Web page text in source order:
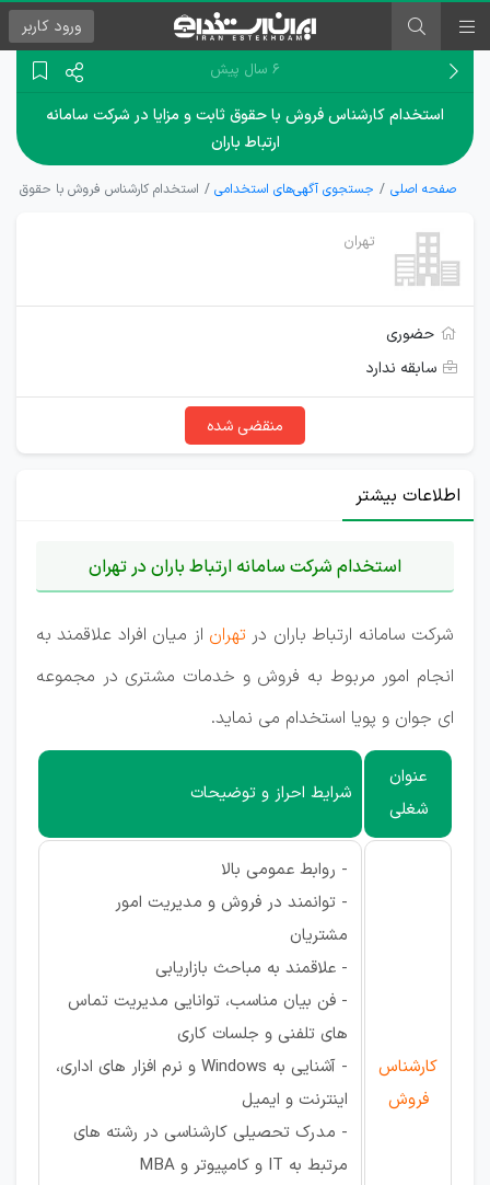
ورود کاربر
۶ سال پیش
استخدام کارشناس فروش با حقوق ثابت و مزایا در شرکت سامانه
ارتباط باران
صفحه اصلی جستجوی آگهی‌های استخدامی استخدام کارشناس فروش با حقوق ثابت
تهران
حضوری
سابقه ندارد
منقضی شده
اطلاعات بیشتر
استخدام شرکت سامانه ارتباط باران در تهران
شرکت سامانه ارتباط باران در تهران از میان افراد علاقمند به
انجام امور مربوط به فروش و خدمات مشتری در مجموعه
ای جوان و پویا استخدام می نماید.
عنوان
شغلی
شرایط احراز و توضیحات
کارشناس
فروش
- روابط عمومی بالا
- توانمند در فروش و مدیریت امور
مشتریان
- علاقمند به مباحث بازاریابی
- فن بیان مناسب، توانایی مدیریت تماس
های تلفنی و جلسات کاری
- آشنایی به Windows و نرم افزار های اداری،
اینترنت و ایمیل
- مدرک تحصیلی کارشناسی در رشته های
مرتبط به IT و کامپیوتر و MBA